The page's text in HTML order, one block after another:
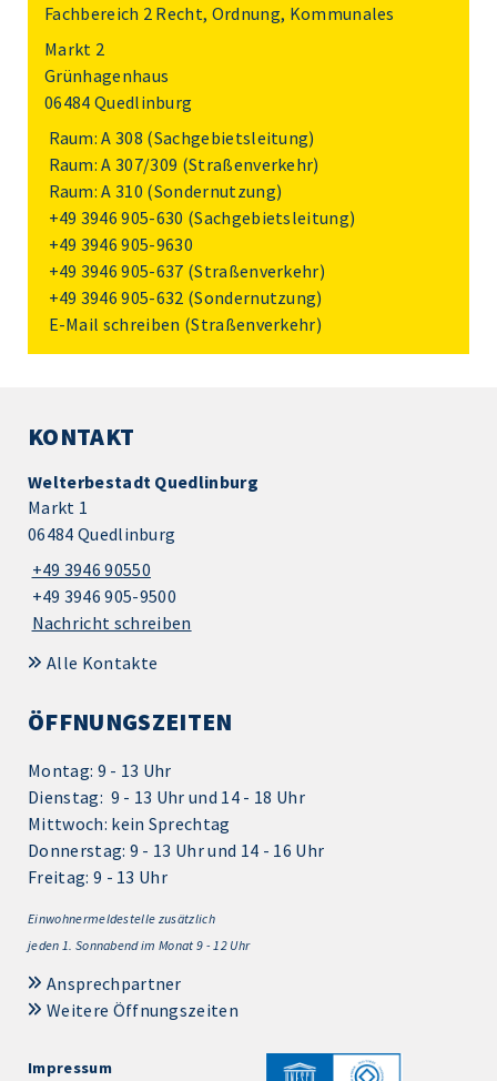
Fachbereich 2 Recht, Ordnung, Kommunales
Markt 2
Grünhagenhaus
06484 Quedlinburg
Raum: A 308 (Sachgebietsleitung)
Raum: A 307/309 (Straßenverkehr)
Raum: A 310 (Sondernutzung)
+49 3946 905-630 (Sachgebietsleitung)
+49 3946 905-9630
+49 3946 905-637 (Straßenverkehr)
+49 3946 905-632 (Sondernutzung)
E-Mail schreiben (Straßenverkehr)
KONTAKT
Welterbestadt Quedlinburg
Markt 1
06484 Quedlinburg
+49 3946 90550
+49 3946 905-9500
Nachricht schreiben
Alle Kontakte
ÖFFNUNGSZEITEN
Montag: 9 - 13 Uhr
Dienstag: 9 - 13 Uhr und 14 - 18 Uhr
Mittwoch: kein Sprechtag
Donnerstag: 9 - 13 Uhr und 14 - 16 Uhr
Freitag: 9 - 13 Uhr
Einwohnermeldestelle zusätzlich
jeden 1. Sonnabend im Monat 9 - 12 Uhr
Ansprechpartner
Weitere Öffnungszeiten
Impressum